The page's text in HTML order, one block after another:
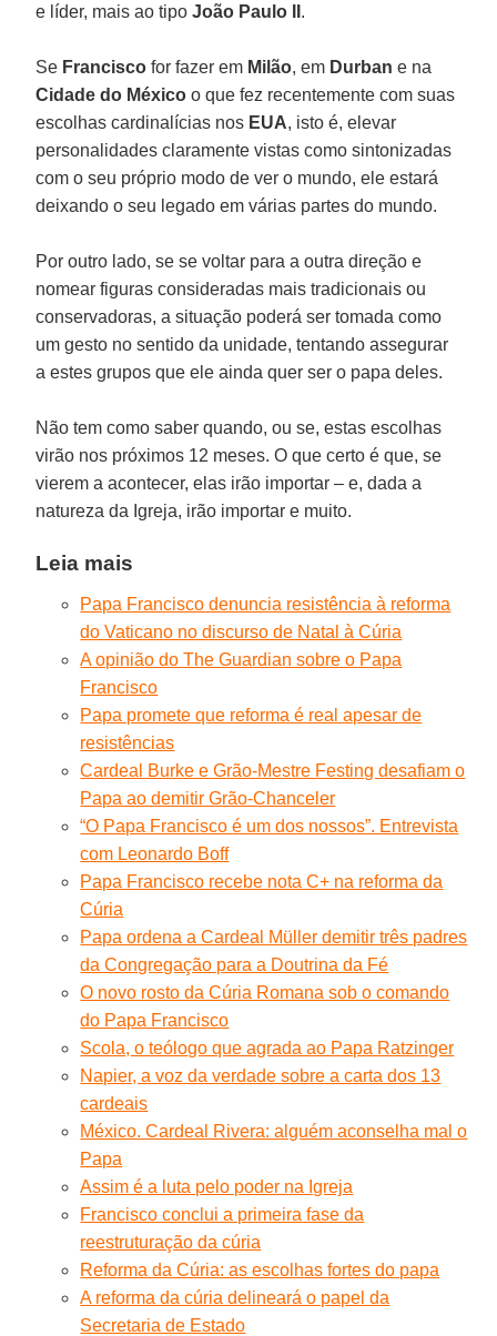
e líder, mais ao tipoJoão Paulo II .
Se Francisco for fazer em Milão, em Durban e na
Cidade do México o que fez recentemente com suas
escolhas cardinalícias nos EUA, isto é, elevar
personalidades claramente vistas como sintonizadas
com o seu próprio modo de ver o mundo, ele estará
deixando o seu legado em várias partes do mundo.
Por outro lado, se se voltar para a outra direção e
nomear figuras consideradas mais tradicionais ou
conservadoras, a situação poderá ser tomada como
um gesto no sentido da unidade, tentando assegurar
a estes grupos que ele ainda quer ser o papa deles.
Não tem como saber quando, ou se, estas escolhas
virão nos próximos 12 meses. O que certo é que, se
vierem a acontecer, elas irão importar – e, dada a
natureza da Igreja, irão importar e muito.
Leia mais
Papa Francisco denuncia resistência à reforma
do Vaticano no discurso de Natal à Cúria
A opinião do The Guardian sobre o Papa
Francisco
Papa promete que reforma é real apesar de
resistências
Cardeal Burke e Grão-Mestre Festing desafiam o
Papa ao demitir Grão-Chanceler
“O Papa Francisco é um dos nossos”. Entrevista
com Leonardo Boff
Papa Francisco recebe nota C+ na reforma da
Cúria
Papa ordena a Cardeal Müller demitir três padres
da Congregação para a Doutrina da Fé
O novo rosto da Cúria Romana sob o comando
do Papa Francisco
Scola, o teólogo que agrada ao Papa Ratzinger
Napier, a voz da verdade sobre a carta dos 13
cardeais
México. Cardeal Rivera: alguém aconselha mal o
Papa
Assim é a luta pelo poder na Igreja
Francisco conclui a primeira fase da
reestruturação da cúria
Reforma da Cúria: as escolhas fortes do papa
A reforma da cúria delineará o papel da
Secretaria de Estado